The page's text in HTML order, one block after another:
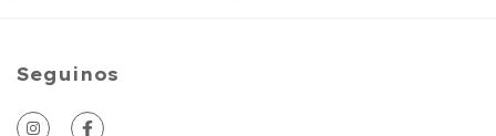
Seguinos